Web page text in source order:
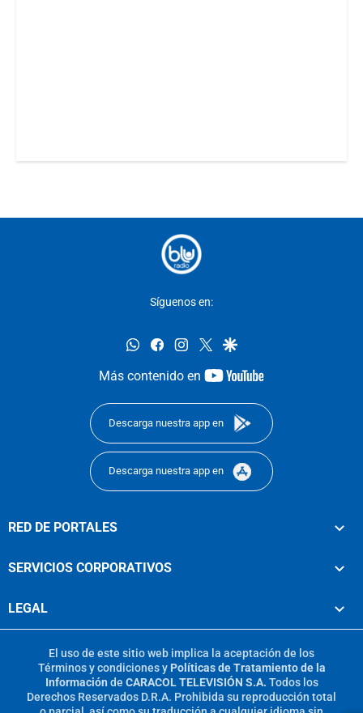
Síguenos en:
whatsappfacebookinstagram
twittergoogle
Más contenido en
youtube-
Descarga nuestra app en
Descarga nuestra app en
RED DE PORTALES
SERVICIOS CORPORATIVOS
LEGAL
El uso de este sitio web implica la aceptación de los
Términos y condicionesy Políticas de Tratamiento de la
Información de CARACOL TELEVISIÓN S.A. Todos los
Derechos Reservados D.R.A. Prohibida su reproducción total